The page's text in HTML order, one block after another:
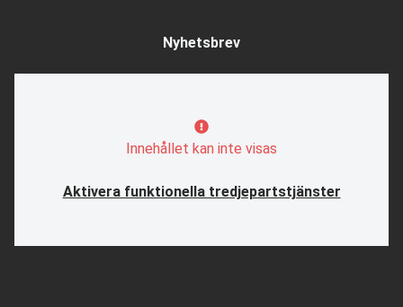
Nyhetsbrev
Innehållet kan inte visas
Aktivera funktionella tredjepartstjänster